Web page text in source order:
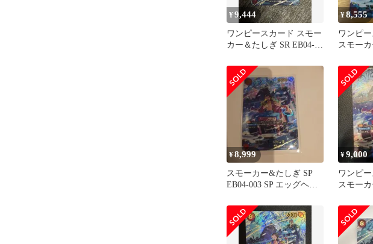
¥9,444
ワンピースカード スモー
カー＆たしぎ SR EB04-
¥8,555
ワンピ
スモー
¥8,999
スモーカー&たしぎ SP
EB04-003 SP エッグヘッ
¥9,000
ワンピ
スモー